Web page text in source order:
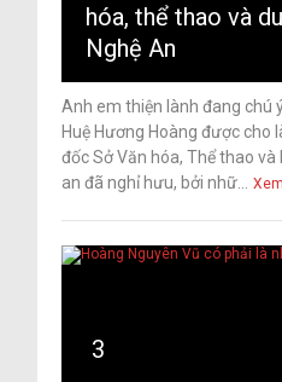
hóa, thể thao và
Nghệ An
Anh em thiện lành đang chú
Huệ Hương Hoàng được cho
đốc Sở Văn hóa, Thể thao và
an đã nghỉ hưu, bởi nhữ...
3